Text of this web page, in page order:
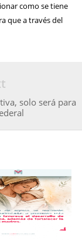
como se tiene
que a través del
solo será para